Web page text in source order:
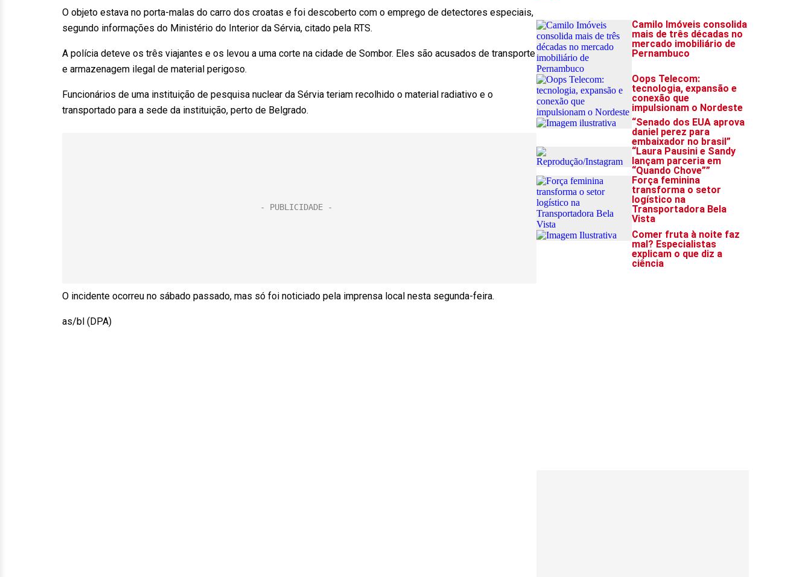
O objeto estava no porta-malas do carro dos croatas e foi descoberto com o emprego de detectores especiais,
segundo informações do Ministério do Interior da Sérvia, citado pela RTS.
A polícia deteve os três viajantes e os levou a uma corte na cidade de Sombor. Eles são acusados de transporte
e armazenagem ilegal de material perigoso.
Funcionários de uma instituição de pesquisa nuclear da Sérvia teriam recolhido o material radiativo e o
transportado para a sede da instituição, perto de Belgrado.
O incidente ocorreu no sábado passado, mas só foi noticiado pela imprensa local nesta segunda-feira.
as/bl (DPA)